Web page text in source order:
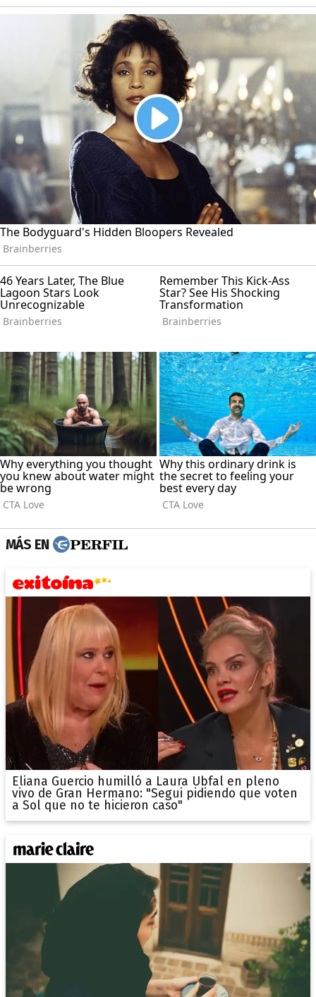
MÁS EN
Eliana Guercio humilló a Laura Ubfal en pleno
vivo de Gran Hermano: "Segui pidiendo que voten
a Sol que no te hicieron caso"